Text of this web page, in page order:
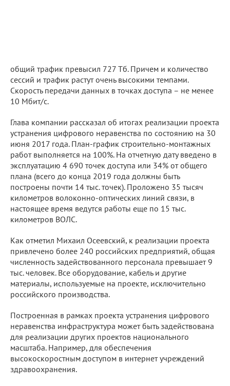
общий трафик превысил 727 Тб. Причем и количество
сессий и трафик растут очень высокими темпами.
Скорость передачи данных в точках доступа – не менее
10 Мбит/с.
Глава компании рассказал об итогах реализации проекта
устранения цифрового неравенства по состоянию на 30
июня 2017 года. План-график строительно-монтажных
работ выполняется на 100%. На отчетную дату введено в
эксплуатацию 4 690 точек доступа или 34% от общего
плана (всего до конца 2019 года должны быть
построены почти 14 тыс. точек). Проложено 35 тысяч
километров волоконно-оптических линий связи, в
настоящее время ведутся работы еще по 15 тыс.
километров ВОЛС.
Как отметил Михаил Осеевский, к реализации проекта
привлечено более 240 российских предприятий, общая
численность задействованного персонала превышает 9
тыс. человек. Все оборудование, кабель и другие
материалы, используемые на проекте, исключительно
российского производства.
Построенная в рамках проекта устранения цифрового
неравенства инфраструктура может быть задействована
для реализации других проектов национального
масштаба. Например, для обеспечения
высокоскоростным доступом в интернет учреждений
здравоохранения.